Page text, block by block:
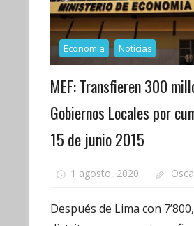
Economía Noticias
MEF: Transfieren 300
Gobiernos Locales por
15 de junio 2015
1 agosto, 2020
Después de Lima con